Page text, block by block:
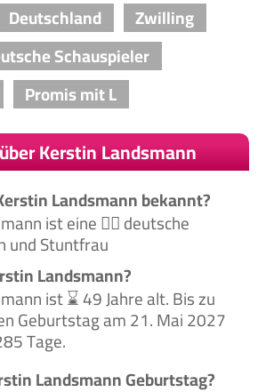
Deutschland
Zwilling
Schauspieler
Promis mit L
Kerstin Landsmann
Landsmann bekannt?
ist eine 🙋‍♀️ deutsche
und Stuntfrau
Landsmann?
ist ⌛ 49 Jahre alt. Bis zu
Geburtstag am 21. Mai 2027
Tage.
Landsmann Geburtstag?